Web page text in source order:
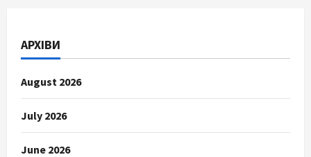
АРХІВИ
August 2026
July 2026
June 2026